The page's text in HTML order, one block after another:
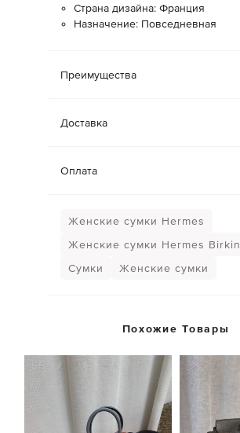
Страна дизайна: Франция
Назначение: Повседневная
Преимущества
Доставка
Оплата
Женские сумки Hermes
Женские сумки Hermes Birkin
Сумки
Женские сумки
Похожие Товары